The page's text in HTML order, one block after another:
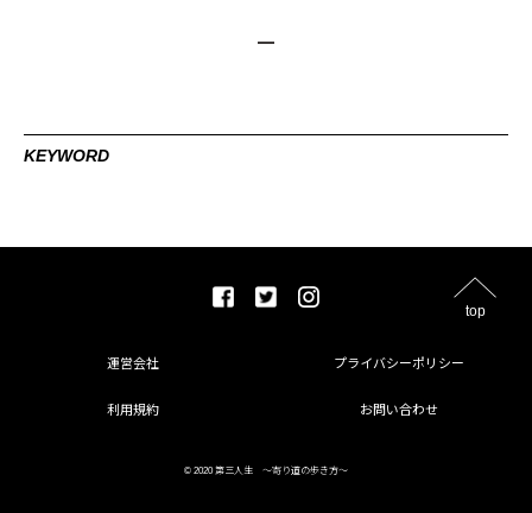
KEYWORD
top
運営会社 プライバシーポリシー
利用規約 お問い合わせ
© 2020 第三人生 〜寄り道の歩き方〜